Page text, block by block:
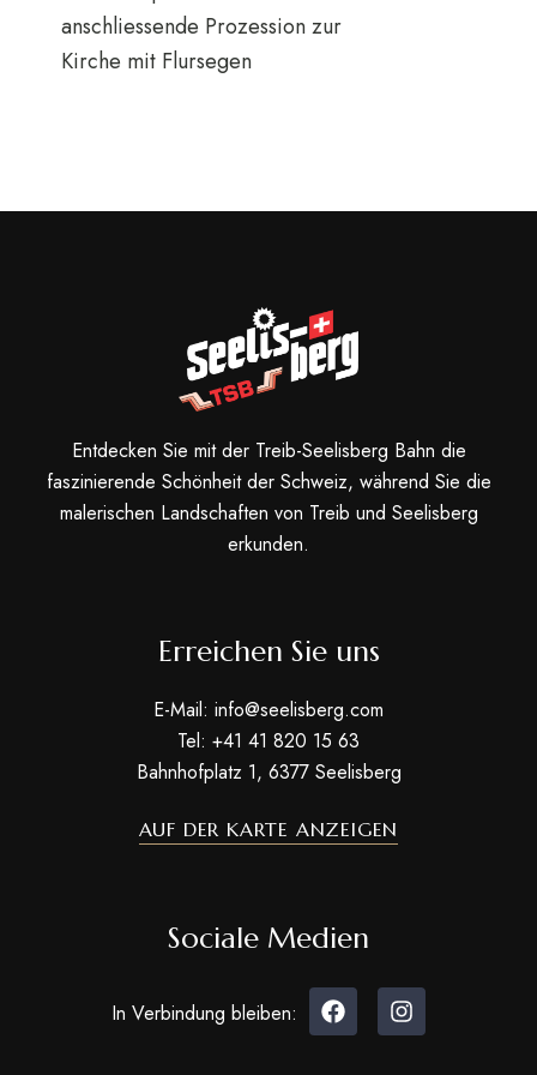
anschliessende Prozession zur
Kirche mit Flursegen
Entdecken Sie mit der Treib-Seelisberg Bahn die
faszinierende Schönheit der Schweiz, während Sie die
malerischen Landschaften von Treib und Seelisberg
erkunden.
Erreichen Sie uns
E-Mail: info@seelisberg.com
Tel: +41 41 820 15 63
Bahnhofplatz 1, 6377 Seelisberg
AUF DER KARTE ANZEIGEN
Sociale Medien
In Verbindung bleiben: